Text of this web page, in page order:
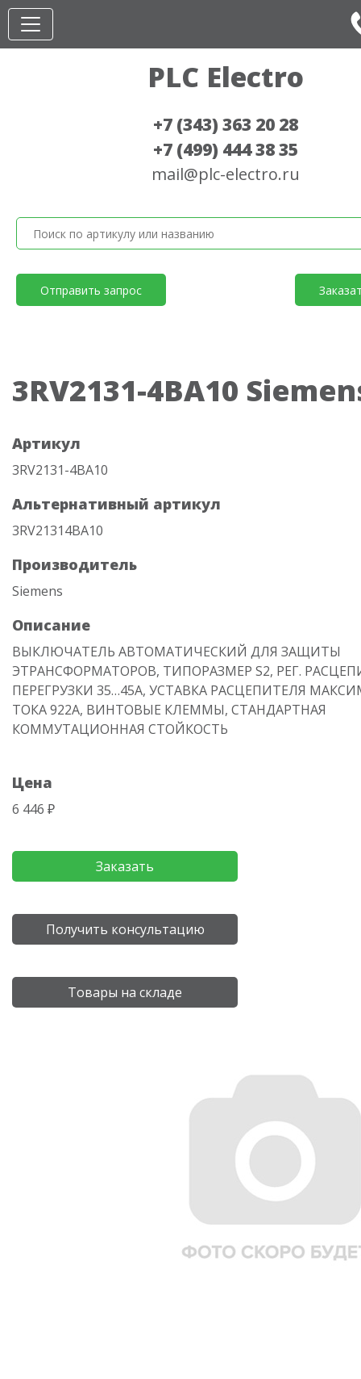
PLC Electro
+7 (343) 363 20 28
+7 (499) 444 38 35
mail@plc-electro.ru
Отправить запрос
3RV2131-4BA10
Артикул
3RV2131-4BA10
Альтернативный артикул
3RV21314BA10
Производитель
Siemens
Описание
ВЫКЛЮЧАТЕЛЬ АВТОМАТИЧЕСКИЙ ДЛЯ ЗАЩИТЫ
ЭТРАНСФОРМАТОРОВ, ТИПОРАЗМЕР S2, РЕГ.
ПЕРЕГРУЗКИ 35…45А, УСТАВКА РАСЦЕПИТЕЛЯ
ТОКА 922A, ВИНТОВЫЕ КЛЕММЫ, СТАНДАРТНАЯ
КОММУТАЦИОННАЯ СТОЙКОСТЬ
Цена
6 446 ₽
Заказать
Получить консультацию
Товары на складе